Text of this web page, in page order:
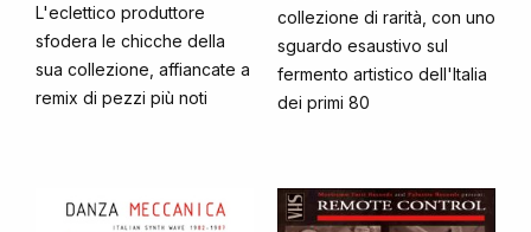
L'eclettico produttore
sfodera le chicche della
sua collezione, affiancate a
remix di pezzi più noti
collezione di rarità, con uno
sguardo esaustivo sul
fermento artistico dell'Italia
dei primi 80